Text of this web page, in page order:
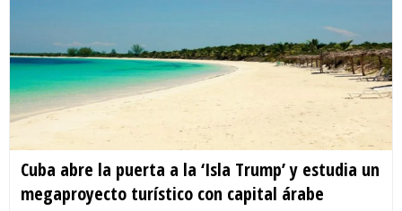
Cuba abre la puerta a la ‘Isla Trump’ y estudia un
megaproyecto turístico con capital árabe